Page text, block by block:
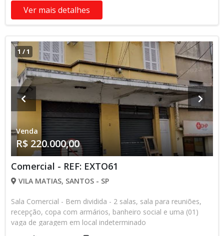
Ver mais detalhes
1 /1
Venda
R$ 220.000,00
Comercial - REF: EXTO61
VILA MATIAS, SANTOS - SP
Sala Comercial - Bem dividida - 2 salas, sala para reuniões,
recepção, copa com armários, banheiro social e uma (01)
vaga de garagem em local indeterminado